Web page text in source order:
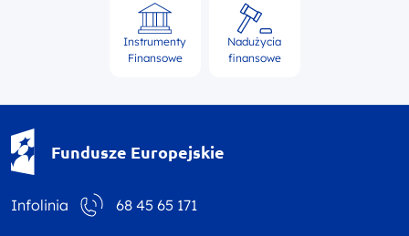
Instrumenty
Finansowe
Nadużycia
finansowe
Fundusze Europejskie
Infolinia 68 45 65 171